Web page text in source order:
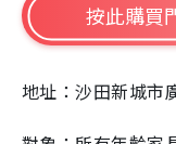
按此購買
地址：沙田新城市